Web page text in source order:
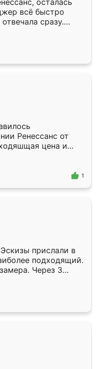
осталась
всё быстро
сразу.
подошёл к
Собрали
аккуратно, даже
Ренессанс от
цена и
Приехавший
самый
1
прислали в
подходящий.
Через 3
Остались
Ренессанс
работу!